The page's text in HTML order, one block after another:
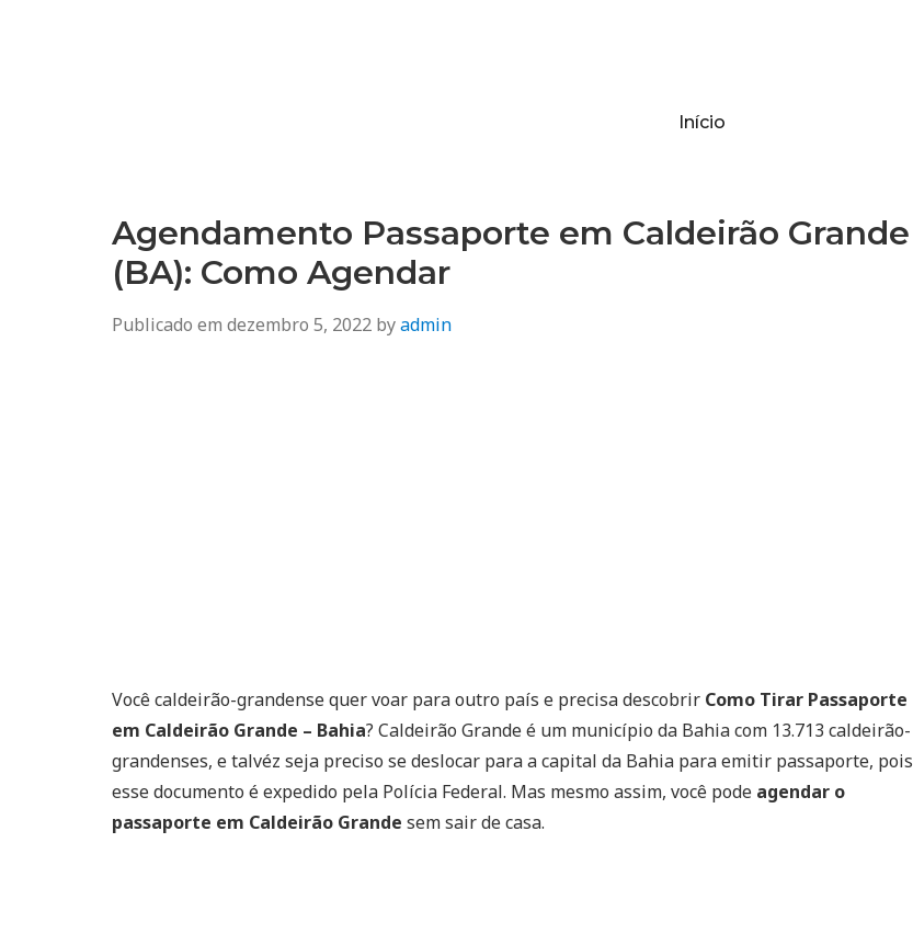
Início
Agendamento Passaporte em Caldeirão Grande
(BA): Como Agendar
Publicado em dezembro 5, 2022 byadmin
Você caldeirão-grandense quer voar para outro país e precisa descobrir Como Tirar Passaporte
em Caldeirão Grande – Bahia? Caldeirão Grande é um município da Bahia com 13.713 caldeirão-
grandenses, e talvéz seja preciso se deslocar para a capital da Bahia para emitir passaporte, pois
esse documento é expedido pela Polícia Federal. Mas mesmo assim, você pode agendar o
passaporte em Caldeirão Grande sem sair de casa.